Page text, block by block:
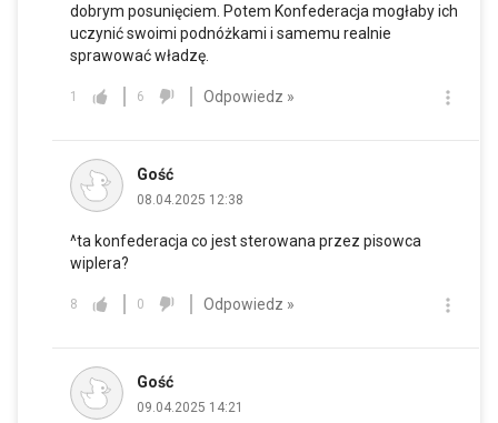
dobrym posunięciem. Potem Konfederacja mogłaby ich
uczynić swoimi podnóżkami i samemu realnie
sprawować władzę.
1 6 Odpowiedz »
Gość
08.04.2025 12:38
^ta konfederacja co jest sterowana przez pisowca
wiplera?
8 0 Odpowiedz »
Gość
09.04.2025 14:21